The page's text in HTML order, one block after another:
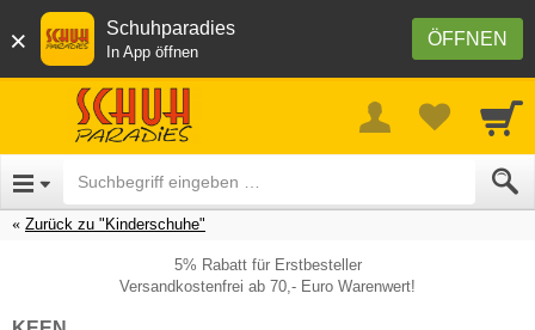
× ÖFFNEN
Schuhparadies
In App öffnen
Zurück zu "Kinderschuhe"
5% Rabatt für Erstbesteller
Versandkostenfrei ab 70,- Euro Warenwert!